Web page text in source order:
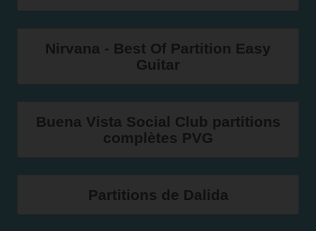
Nirvana - Best Of Partition Easy
Guitar
Buena Vista Social Club partitions
complètes PVG
Partitions de Dalida